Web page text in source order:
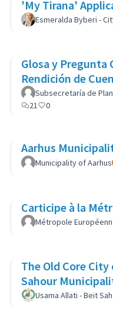
Esmeralda Byberi -
Glosa y Pregunta
Rendición de
Subsecretaría de
21
0
Aarhus
Municipality of Aarhus
Carticipe à la
Métropole
The Old Core
Sahour
Usama Allati - Beit